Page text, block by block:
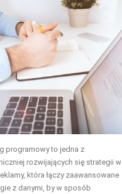
programowy to jedna z
rozwijających się strategii w
która łączy zaawansowane
z danymi, by w sposób